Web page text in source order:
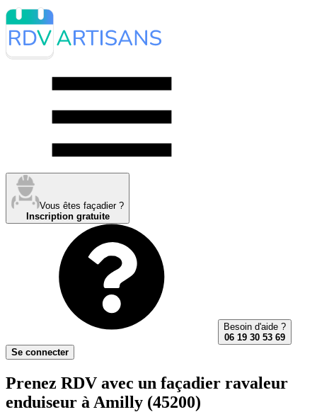
Vous êtes façadier ?
Inscription gratuite
Besoin d'aide ?
06 19 30 53 69
Se connecter
Prenez RDV avec un façadier ravaleur
enduiseur à Amilly (45200)